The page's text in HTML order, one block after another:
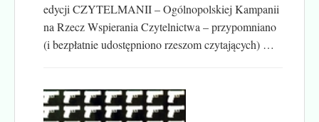
edycji CZYTELMANII – Ogólnopolskiej Kampanii
na Rzecz Wspierania Czytelnictwa – przypomniano
(i bezpłatnie udostępniono rzeszom czytających) …